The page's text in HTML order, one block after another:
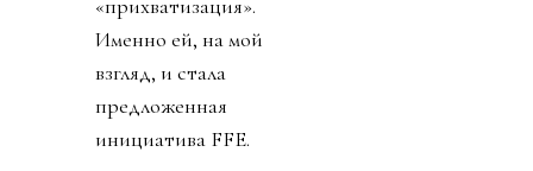
«прихватизация».
Именно ей, на мой
взгляд, и стала
предложенная
инициатива FFE.